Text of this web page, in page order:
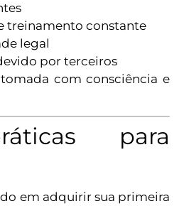
treinamento constante
legal
por terceiros
com consciência e
para
em adquirir sua primeira